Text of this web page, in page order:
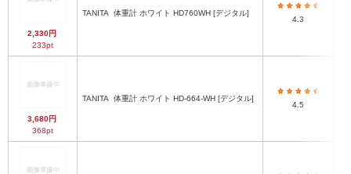
2,330円
233pt
TANITA 体重計 ホワイト HD760WH [デジタル]
4.3
3,680円
368pt
TANITA 体重計 ホワイト HD-664-WH [デジタル]
4.5